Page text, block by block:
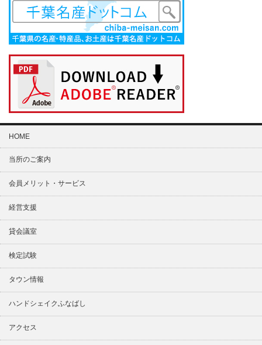
HOME
当所のご案内
会員メリット・サービス
経営支援
貸会議室
検定試験
タウン情報
ハンドシェイクふなばし
アクセス